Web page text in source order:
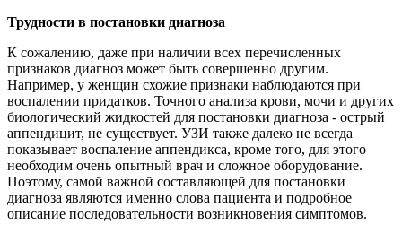
Трудности в постановки диагноза
К сожалению, даже при наличии всех перечисленных
признаков диагноз может быть совершенно другим.
Например, у женщин схожие признаки наблюдаются при
воспалении придатков. Точного анализа крови, мочи и других
биологический жидкостей для постановки диагноза - острый
аппендицит, не существует. УЗИ также далеко не всегда
показывает воспаление аппендикса, кроме того, для этого
необходим очень опытный врач и сложное оборудование.
Поэтому, самой важной составляющей для постановки
диагноза являются именно слова пациента и подробное
описание последовательности возникновения симптомов.